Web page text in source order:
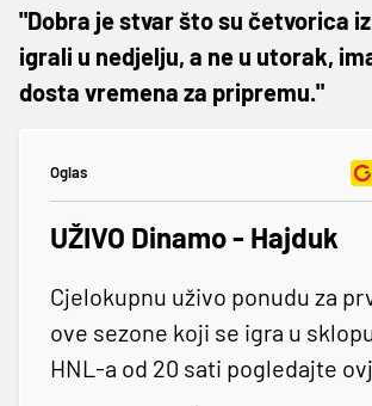
"Dobra je stvar što su četvorica
igrali u nedjelju, a ne u utorak,
dosta vremena za pripremu."
Oglas
UŽIVO Dinamo - Hajduk
Cjelokupnu uživo ponudu za
ove sezone koji se igra u
HNL-a od 20 sati pogledajte